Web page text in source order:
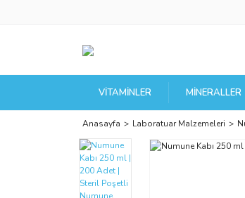
VITAMINLER MINERALLER
Anasayfa Laboratuar Malzemeleri